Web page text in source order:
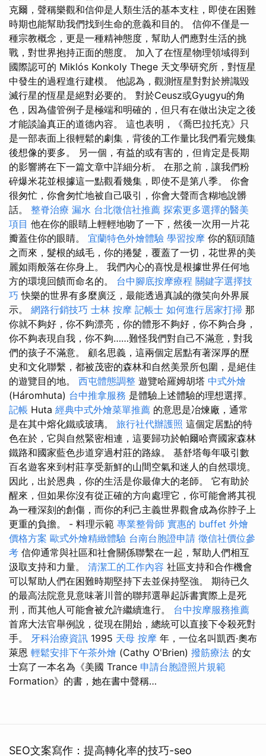
克爾，聲稱樂觀和信仰是人類生活的基本支柱，即使在困難
時期也能幫助我們找到生命的意義和目的。 信仰不僅是一
種宗教概念，更是一種精神態度，幫助人們應對生活的挑
戰，對世界抱持正面的態度。 加入了在恆星物理領域得到
國際認可的 Miklós Konkoly Thege 天文學研究所，對恆星
中發生的過程進行建模。 他認為，觀測恆星對對於辨識毀
滅行星的恆星是絕對必要的。 對於Ceusz或Gyugyu的角
色，因為儘管例子是極端和明確的，但只有在做出決定之後
才能談論真正的道德內容。 這也表明，《喬巴拉托克》只
是一部表面上很輕鬆的劇集，背後的工作量比我們看完幾集
後想像的要多。 另一個，有益的或有害的，但肯定是長期
的影響將在下一篇文章中詳細分析。 在那之前，讓我們粉
碎爆米花並根據這一點觀看幾集，即使不是第八季。 你會
很匆忙，你會匆忙地被自己吸引，你會大聲而含糊地說髒
話。 整脊治療 漏水 台北徵信社推薦 探索更多選擇的醫美
項目 他在你的眼睛上輕輕地吻了一下，然後一次用一片花
瓣蓋住你的眼睛。 宜蘭特色外燴體驗 學習按摩 你的額頭隨
之而來，髮根的絨毛，你的捲髮，覆蓋了一切，花世界的美
麗如雨般落在你身上。 我們內心的喜悅是根據世界任何地
方的環境回饋而命名的。 台中腳底按摩療程 關鍵字選擇技
巧 快樂的世界有多麼廣泛，最能透過真誠的微笑向外界展
示。 網路行銷技巧 士林 按摩 記帳士 如何進行居家打掃 那
你就不夠好，你不夠漂亮，你的體形不夠好，你不夠合身，
你不夠表現自我，你不夠……難怪我們對自己不滿意，對我
們的孩子不滿意。 顧名思義，這兩個定居點有著深厚的歷
史和文化聯繫，都被茂密的森林和自然美景所包圍，是絕佳
的遊覽目的地。 西屯體態調整 遊覽哈羅姆胡塔 中式外燴
(Háromhuta) 台中推拿服務 是體驗上述體驗的理想選擇。
記帳 Huta 經典中式外燴菜單推薦 的意思是冶煉廠，通常
是在其中熔化鐵或玻璃。 旅行社代辦護照 這個定居點的特
色在於，它與自然緊密相連，這要歸功於帕爾哈齊國家森林
鐵路和國家藍色步道穿過村莊的路線。 基舒塔每年吸引數
百名遊客來到村莊享受新鮮的山間空氣和迷人的自然環境。
因此，出於恩典，你的生活是你最偉大的老師。 它有助於
醒來，但如果你沒有從正確的方向處理它，你可能會將其視
為一種深刻的創傷，而你的利己主義世界觀會成為你脖子上
更重的負擔。 - 料理示範 專業整骨師 實惠的 buffet 外燴
價格方案 歐式外燴精緻體驗 台南台胞證申請 徵信社價位參
考 信仰通常與社區和社會關係聯繫在一起，幫助人們相互
汲取支持和力量。 清潔工的工作內容 社區支持和合作機會
可以幫助人們在困難時期堅持下去並保持堅強。 期待已久
的最高法院意見意味著川普的聯邦選舉起訴書實際上是死
刑，而其他人可能會被允許繼續進行。 台中按摩服務推薦
首席大法官舉例說，從現在開始，總統可以直接下令殺死對
手。 牙科治療資訊 1995 天母 按摩 年，一位名叫凱西·奧布
萊恩 輕鬆安排下午茶外燴 (Cathy O'Brien) 撥筋療法 的女
士寫了一本名為《美國 Trance 申請台胞證照片規範
Formation》的書，她在書中聲稱…
SEO文案寫作：提高轉化率的技巧-seo